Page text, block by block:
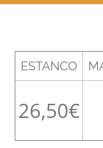
ESTANCO
26,50